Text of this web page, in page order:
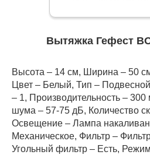
Вытяжка Гефест
Высота – 14 см, Ширина – 50
Цвет – Белый, Тип –
– 1, Производительность – 300
шума – 57-75 дБ, Количество
Освещение – Лампа
Механическое, Фильтр –
Угольный фильтр – Есть,